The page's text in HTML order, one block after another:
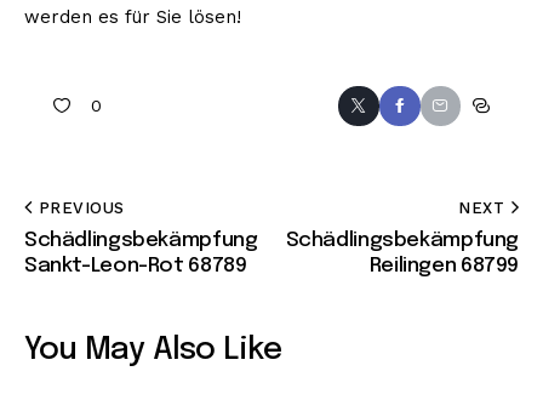
werden es für Sie lösen!
0
PREVIOUS
Schädlingsbekämpfung
Sankt-Leon-Rot 68789
NEXT
Schädlingsbekämpfung
Reilingen 68799
You May Also Like